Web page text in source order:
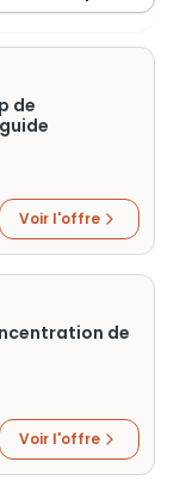
de
Voir l'offre
de
Voir l'offre